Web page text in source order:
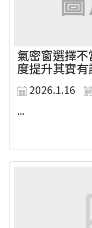
氣密窗選擇
度提升其實
2026.1.16
...